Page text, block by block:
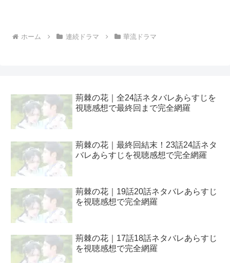
ホーム 連続ドラマ 華流ドラマ
荊棘の花｜全24話ネタバレあらすじを
視聴感想で最終回まで完全網羅
荊棘の花｜最終回結末！23話24話ネタ
バレあらすじを視聴感想で完全網羅
荊棘の花｜19話20話ネタバレあらすじ
を視聴感想で完全網羅
荊棘の花｜17話18話ネタバレあらすじ
を視聴感想で完全網羅